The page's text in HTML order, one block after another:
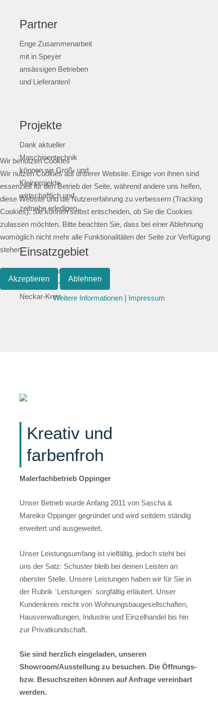
Partner
Enge Zusammenarbeit
mit in Speyer
ansässigen Betrieben
und Lieferanten!
Projekte
Dank aktueller
Maschinentechnik
können wir Groß- und
Kleinprojekte
wirtschaftlich und
zeitnahe erledigen.
Einsatzgebiet
Unser Einsatzgebiet ist
im gesamten Rhein-
Neckar-Kreis
Kreativ und
farbenfroh
Malerfachbetrieb Oppinger
Unser Betrieb wurde Anfang 2011 von Sascha &
Mareike Oppinger gegründet und wird seitdem ständig
erweitert und ausgeweitet.
Unser Leistungsumfang ist vielfältig, jedoch steht bei
uns der Satz: Schuster bleib bei deinen Leisten an
oberster Stelle. Unsere Leistungen haben wir für Sie in
der Rubrik ´Leistungen` sorgfältig erläutert. Unser
Kundenkreis reicht von Wohnungsbaugesellschaften,
Hausverwaltungen, Industrie und Einzelhandel bis hin
zur Privatkundschaft.
Sie sind herzlich eingeladen, unseren
Showroom/Ausstellung zu besuchen. Die Öffnungs-
bzw. Besuchszeiten können auf Anfrage vereinbart
werden.
Wir benutzen Cookies
Wir nutzen Cookies auf unserer Website. Einige von ihnen sind
essenziell für den Betrieb der Seite, während andere uns helfen,
diese Website und die Nutzererfahrung zu verbessern (Tracking
Cookies). Sie können selbst entscheiden, ob Sie die Cookies
zulassen möchten. Bitte beachten Sie, dass bei einer Ablehnung
womöglich nicht mehr alle Funktionalitäten der Seite zur Verfügung
stehen.
Akzeptieren Ablehnen
Weitere Informationen | Impressum